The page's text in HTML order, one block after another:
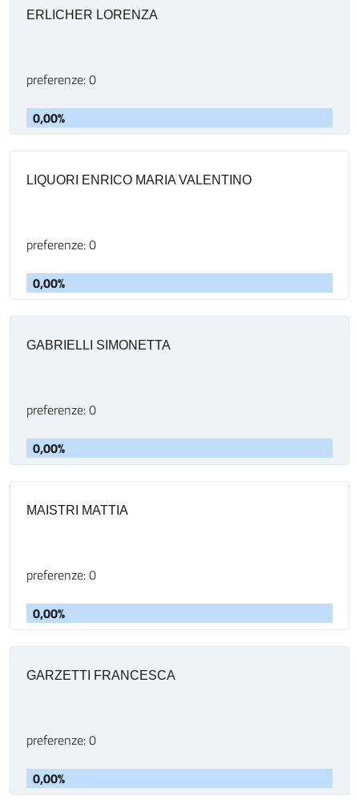
ERLICHER LORENZA
preferenze: 0
0,00%
LIQUORI ENRICO MARIA VALENTINO
preferenze: 0
0,00%
GABRIELLI SIMONETTA
preferenze: 0
0,00%
MAISTRI MATTIA
preferenze: 0
0,00%
GARZETTI FRANCESCA
preferenze: 0
0,00%